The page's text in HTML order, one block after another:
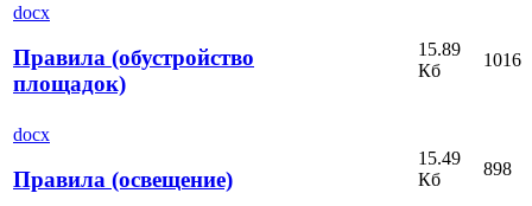
docx
Правила (обустройство
площадок)
15.89
Кб
1016
docx
Правила (освещение)
15.49
Кб
898